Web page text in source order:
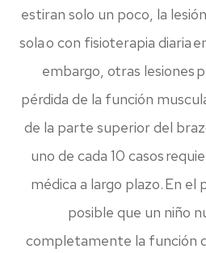
estiran solo un poco, la
sola o con fisioterapia diaria
embargo, otras lesiones
pérdida de la función
de la parte superior del
uno de cada 10 casos
médica a largo plazo. En el
posible que un niño
completamente la función